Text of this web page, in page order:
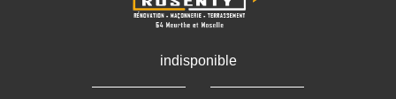
indisponible